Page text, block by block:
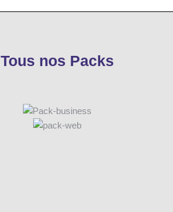
Tous nos Packs